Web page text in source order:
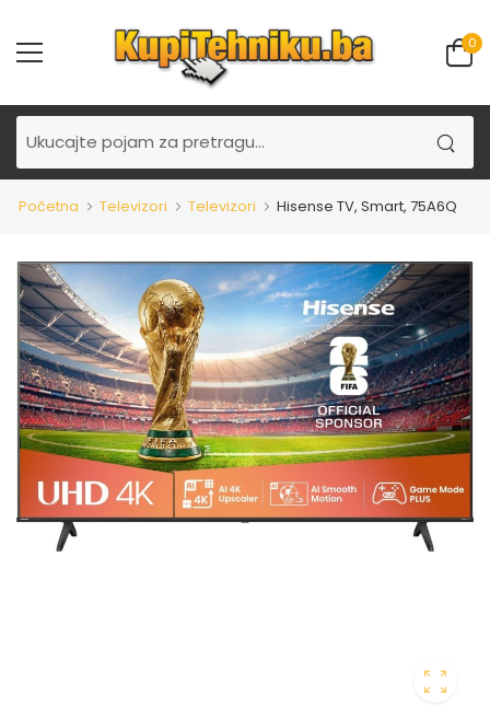
0
Početna Televizori Televizori Hisense TV, Smart, 75A6Q